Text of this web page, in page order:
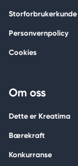
Storforbrukerkunde
Personvernpolicy
Cookies
Om oss
Dette er Kreatima
Bærekraft
Konkurranse